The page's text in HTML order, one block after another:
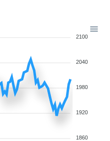
2100
2040
1980
1920
1860